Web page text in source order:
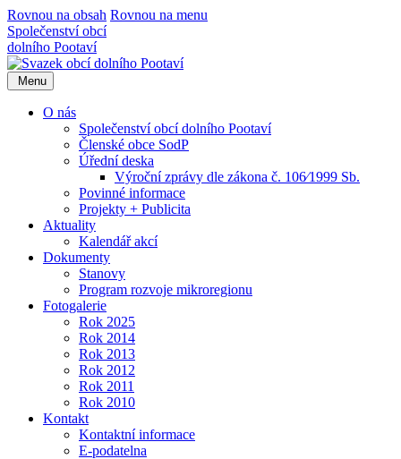
Rovnou na obsah Rovnou na menu
Společenství obcí
dolního Pootaví
Menu
O nás
Společenství obcí dolního Pootaví
Členské obce SodP
Úřední deska
Výroční zprávy dle zákona č. 106⁄1999 Sb.
Povinné informace
Projekty + Publicita
Aktuality
Kalendář akcí
Dokumenty
Stanovy
Program rozvoje mikroregionu
Fotogalerie
Rok 2025
Rok 2014
Rok 2013
Rok 2012
Rok 2011
Rok 2010
Kontakt
Kontaktní informace
E-podatelna